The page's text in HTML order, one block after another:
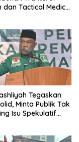
dan Tactical Medic
Tegaskan
Minta Publik Tak
Isu Spekulatif